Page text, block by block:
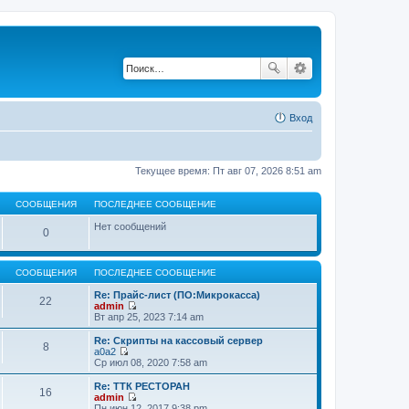
Вход
Текущее время: Пт авг 07, 2026 8:51 am
СООБЩЕНИЯ ПОСЛЕДНЕЕ СООБЩЕНИЕ
0 Нет сообщений
СООБЩЕНИЯ ПОСЛЕДНЕЕ СООБЩЕНИЕ
22
Re: Прайс-лист (ПО:Микрокасса)
admin
П
е
р
е
й
т
и
к
п
Вт апр 25, 2023 7:14 am
8
Re: Скрипты на кассовый сервер
a0a2
П
е
р
е
й
Ср июл 08, 2020 7:58 am
16
Re: ТТК РЕСТОРАН
admin
П